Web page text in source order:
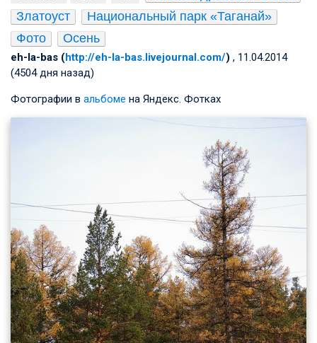
Златоуст
Национальный парк «Таганай»
Фото
Осень
eh-la-bas (http://eh-la-bas.livejournal.com/) , 11.04.2014
(4504 дня назад)
Фотографии в альбоме на Яндекс. Фотках